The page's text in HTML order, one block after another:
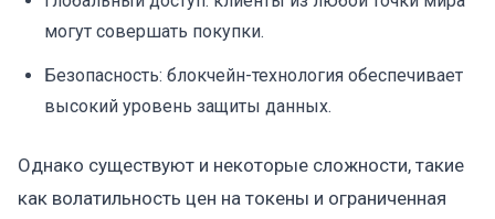
могут совершать покупки.
Безопасность: блокчейн-технология обеспечивает
высокий уровень защиты данных.
Однако существуют и некоторые сложности, такие
как волатильность цен на токены и ограниченная